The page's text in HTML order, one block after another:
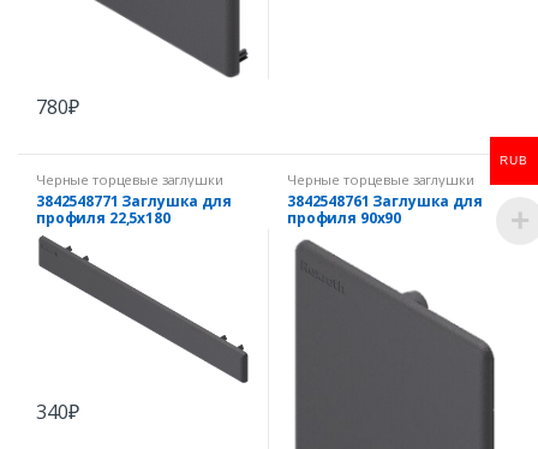
780₽
Черные торцевые заглушки
3842548771 Заглушка для
профиля 22,5х180
340₽
Черные торцевые заглушки
3842548761 Заглушка для
профиля 90х90
RUB